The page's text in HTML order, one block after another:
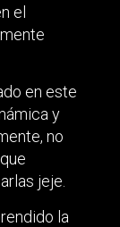
el
en este
y
no
jeje.
la